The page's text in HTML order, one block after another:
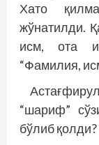
Хато
жўнатилди.
исм, ота
“Фамилия,
“шариф”
бўлиб қолди?